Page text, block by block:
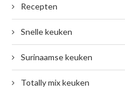
Recepten
Snelle keuken
Surinaamse keuken
Totally mix keuken